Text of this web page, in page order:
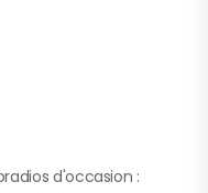
d'occasion :